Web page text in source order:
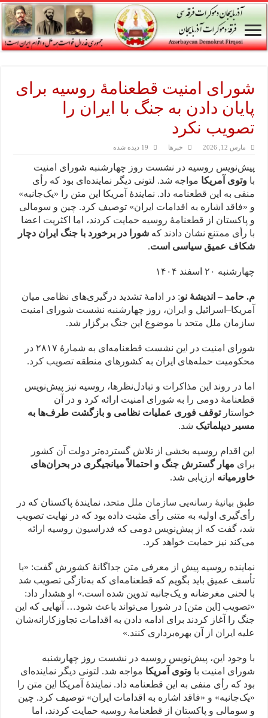
شورای امنیت قطعنامهٔ روسیه برای
پایان دادن به جنگ با ایران را
تصویب نکرد
مارس 12, 2026 خبرها 19 دیده شده
پیش‌نویس روسیه در نشست روز چهارشنبه شورای امنیت
باوتوی آمریکا مواجه شد. لتونی دیگر نماینده‌ای بود که رأی
منفی به این قطعنامه داد. نمایندهٔ آمریکا این متن را «یک‌جانبه»
و «فاقد اشاره به اقدامات ایران» توصیف کرد. چین و سومالی
و پاکستان از قطعنامهٔ روسیه حمایت کردند، اما اکثریت اعضا
با رأی ممتنع نشان دادند کهشورا در برخورد با جنگ ایران دچار
شکاف عمیق سیاسی است.
چهارشنبه ۲۰ اسفند ۱۴۰۴
م. حامد – اندیشهٔ نو: در ادامهٔ تشدید درگیری‌های نظامی میان
آمریکا–اسرائیل و ایران، روز چهارشنبه نشست شورای امنیت
سازمان ملل متحد با موضوع این جنگ برگزار شد.
شورای امنیت در این نشست قطعنامه‌ای به شمارهٔ ۲۸۱۷ در
محکومیت حمله‌های ایران به کشورهای منطقهتصویب کرد.
اما در روند این مذاکرات و تبادل‌نظرها، روسیه نیز پیش‌نویس
قطعنامهٔ دومی را به شورای امنیت ارائه کرد و در آن
خواستارتوقف فوری عملیات نظامی و بازگشت طرف‌ها به
مسیر دیپلماتیک شد.
این اقدام روسیه بخشی از تلاش گسترده‌تر دولت آن کشور
برای مهار گسترش جنگ و احتمالاً میانجیگری در بحران‌های
خاورمیانه ارزیابی شد.
طبق بیانیهٔ رسانه‌یی سازمان ملل متحد، نمایندهٔ پاکستان که در
رأی‌گیری اولیه به متنی رأی مثبت داده بود که در نهایت تصویب
شد، گفت که از پیش‌نویس دومی که فدراسیون روسیه ارائه
می‌کند نیز حمایت خواهد کرد.
نماینده روسیه پیش از معرفی متن جداگانهٔ کشورش گفت: «با
تأسف عمیق باید بگویم که قطعنامه‌ای که به‌تازگی تصویب شد
با لحنی مغرضانه و یک‌جانبه تدوین شده است.» او هشدار داد:
«تصویب [این متن] در شورا می‌تواند باعث شود… آنهایی که این
جنگ را آغاز کردند برای ادامه دادن به اقدامات تجاوزکارانه‌شان
علیه ایران از آن بهره‌برداری کنند.»
با وجود این، پیش‌نویس روسیه در نشست روز چهارشنبه
شورای امنیت باوتوی آمریکا مواجه شد. لتونی دیگر نماینده‌ای
بود که رأی منفی به این قطعنامه داد. نمایندهٔ آمریکا این متن را
«یک‌جانبه» و «فاقد اشاره به اقدامات ایران» توصیف کرد. چین
و سومالی و پاکستان از قطعنامهٔ روسیه حمایت کردند، اما